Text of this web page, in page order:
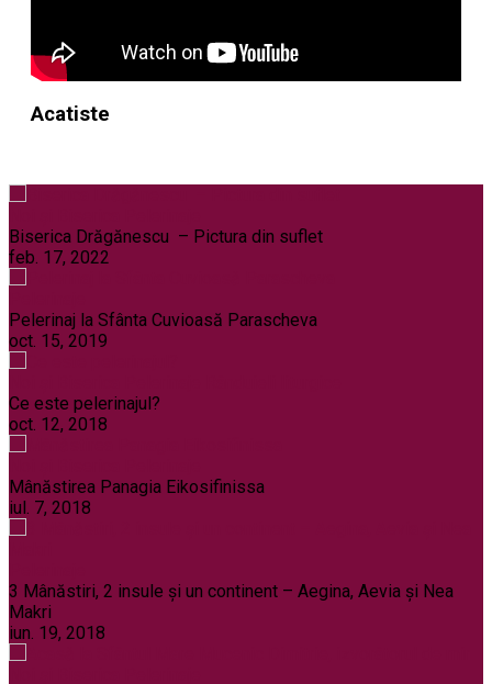
Acatiste
Biserica Drăgănescu – Pictura din suflet
feb. 17, 2022
Pelerinaj la Sfânta Cuvioasă Parascheva
oct. 15, 2019
Ce este pelerinajul?
oct. 12, 2018
Mânăstirea Panagia Eikosifinissa
iul. 7, 2018
3 Mânăstiri, 2 insule și un continent – Aegina, Aevia și Nea
Makri
iun. 19, 2018